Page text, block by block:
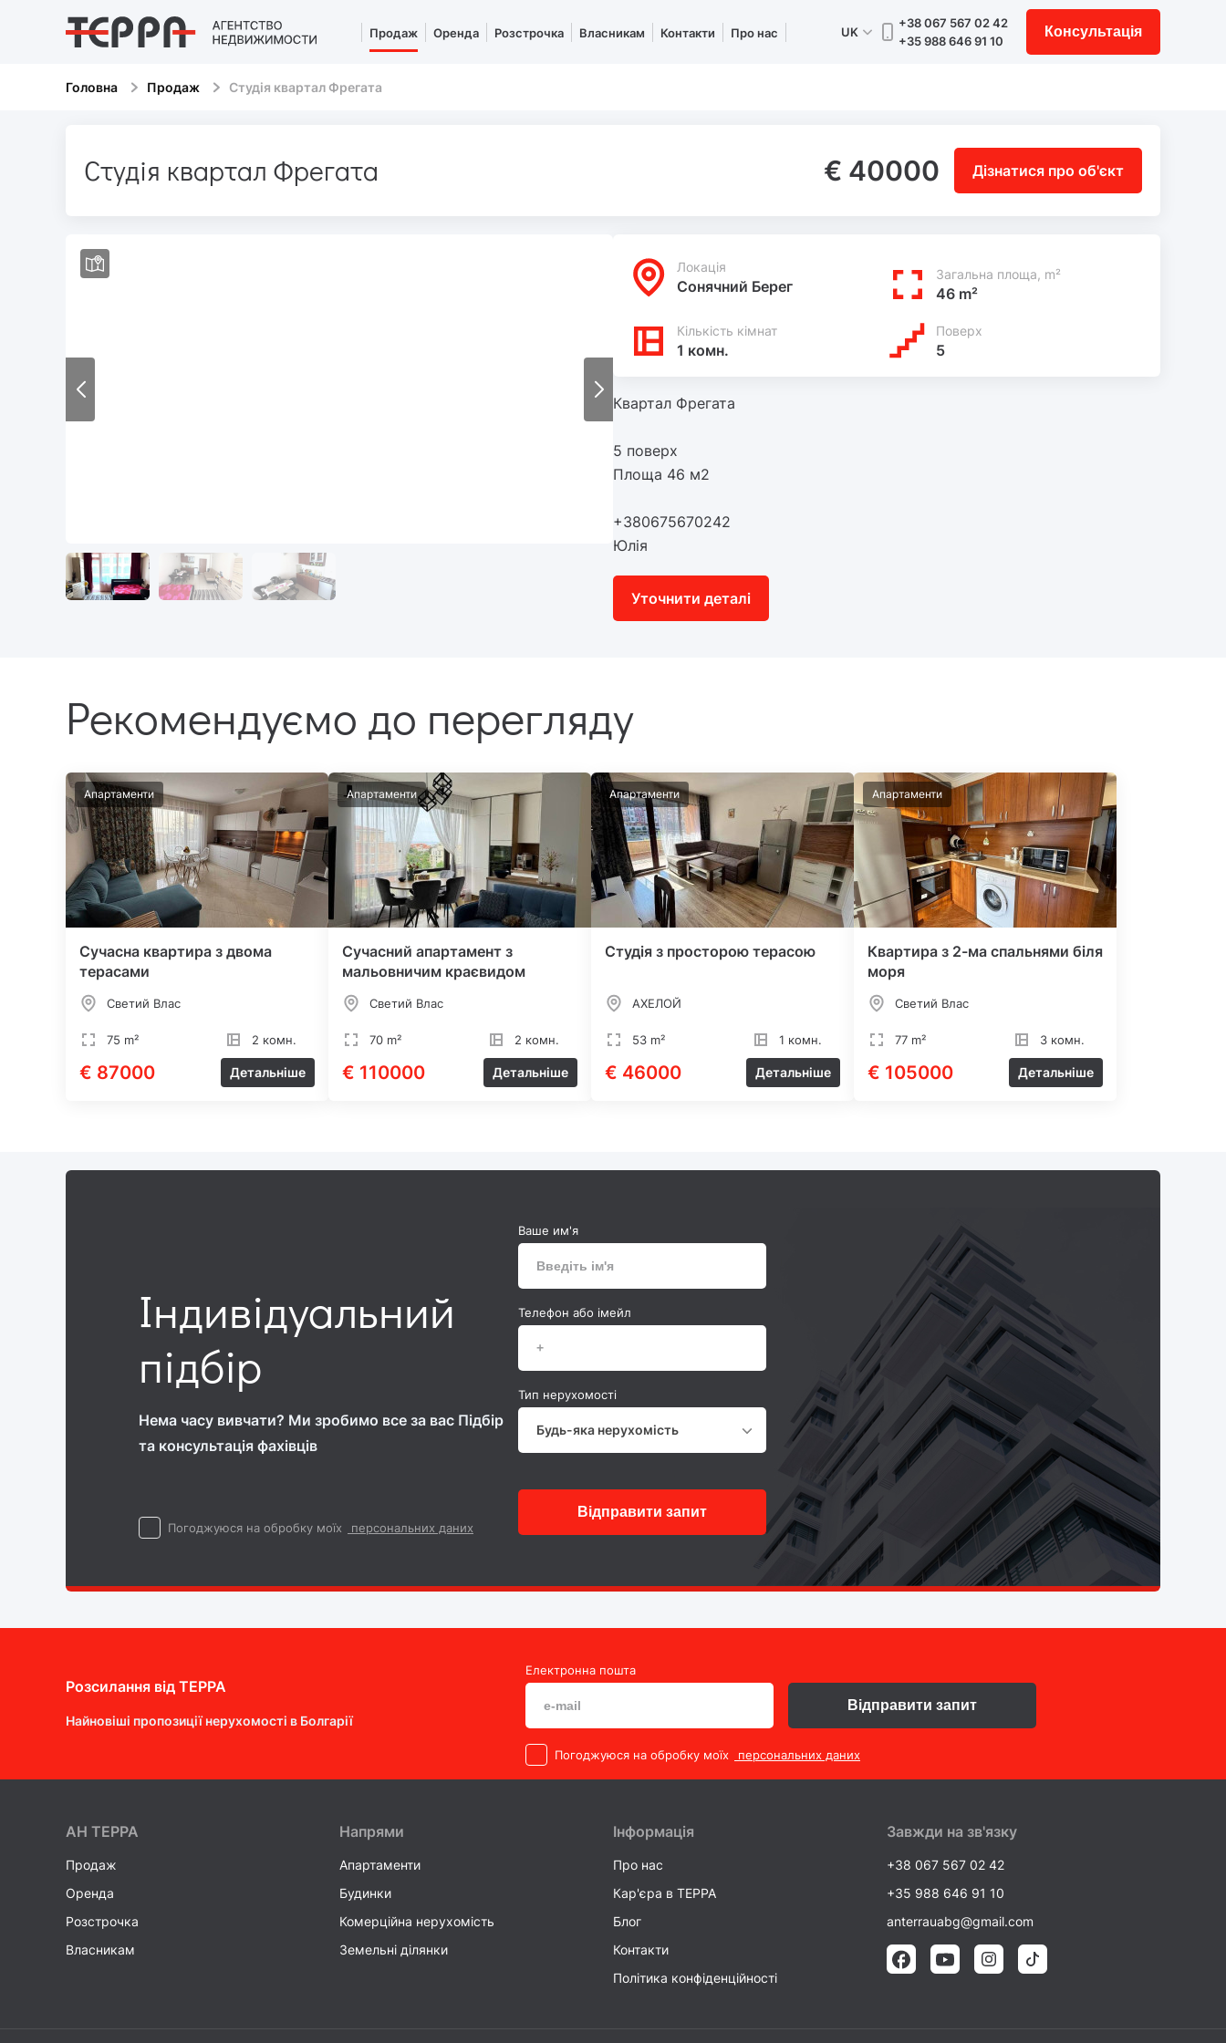
Продаж Оренда Розстрочка Власникам Контакти Про нас UK
+38 067 567 02 42
+35 988 646 91 10
Консультація
Головна Продаж Студія квартал Фрегата
Студія квартал Фрегата € 40000 Дізнатися про об'єкт
Локацiя
Сонячний Берег
Загальна площа, m²
46 m²
Кількість кімнат
1 комн.
Поверх
5
Квартал Фрегата
5 поверх
Площа 46 м2
+380675670242
Юлія
Уточнити деталі
Рекомендуємо до перегляду
Апартаменти
Сучасна квартира з двома
терасами
Светий Влас
75 m² 2 комн.
€ 87000 Детальніше
Апартаменти
Сучасний апартамент з
мальовничим краєвидом
Светий Влас
70 m² 2 комн.
€ 110000 Детальніше
Апартаменти
Студія з просторою терасою
АХЕЛОЙ
53 m² 1 комн.
€ 46000 Детальніше
Апартаменти
Квартира з 2-ма спальнями біля
моря
Светий Влас
77 m² 3 комн.
€ 105000 Детальніше
Індивідуальний
підбір
Нема часу вивчати? Ми зробимо все за вас Підбір
та консультація фахівців
Ваше им'я
Телефон або імейл
Тип нерухомості
Будь-яка нерухомість
Відправити запит
Погоджуюся на обробку моїх персональних даних
Розсилання від ТEPPA
Найновіші пропозиції нерухомості в Болгарії
Електронна пошта
Погоджуюся на обробку моїх персональних даних
Відправити запит
AH ТEPPA
Продаж
Оренда
Розстрочка
Власникам
Напрями
Апартаменти
Будинки
Комерційна нерухомість
Земельні ділянки
Інформація
Про нас
Кар'єра в TEPPA
Блог
Контакти
Політика конфіденційності
Завжди на зв'язку
+38 067 567 02 42
+35 988 646 91 10
anterrauabg@gmail.com